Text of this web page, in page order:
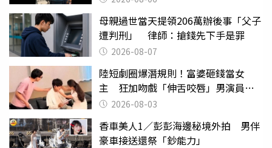
母親過世當天提領206萬辦後事「父子
遭判刑」 律師：搶錢先下手是罪
2026-08-07
陸短劇圈爆潛規則！富婆砸錢當女
主 狂加吻戲「伸舌咬唇」男演員崩
潰 2026-08-03
香車美人1／彭彭海邊秘境外拍 男伴
豪車接送還祭「鈔能力」